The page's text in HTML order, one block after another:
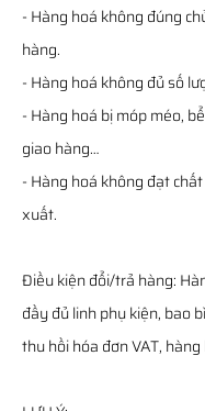
- Hàng hoá không đúng
hàng.
- Hàng hoá không đủ số
- Hàng hoá bị móp méo,
giao hàng…
- Hàng hoá không đạt
xuất.
Điều kiện đổi/trả hàng:
đầy đủ linh phụ kiện, bao
thu hồi hóa đơn VAT,